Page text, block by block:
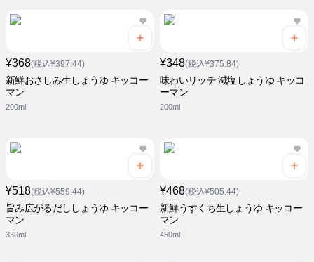
¥368(税込¥397.44)
新鮮おさしみ生しょうゆ キッコー
マン
200ml
¥348(税込¥375.84)
味わいリッチ 減塩しょうゆ キッコ
ーマン
200ml
¥518(税込¥559.44)
旨み広がるだししょうゆ キッコー
マン
330ml
¥468(税込¥505.44)
新鮮うすくち生しょうゆ キッコー
マン
450ml